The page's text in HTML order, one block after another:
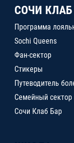
СОЧИ КЛАБ
Программа
Sochi Queens
Фан-сектор
Стикеры
Путеводитель
Семейный сектор
Сочи Клаб Бар